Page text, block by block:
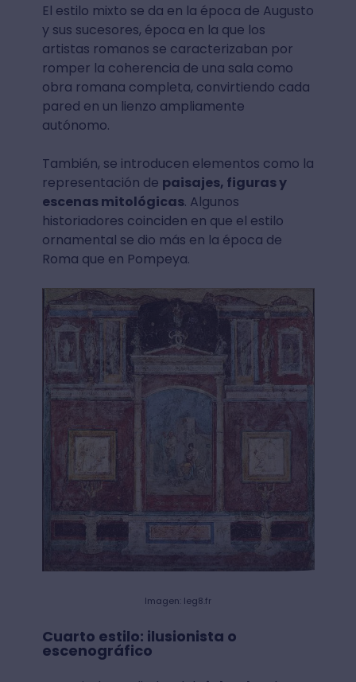
El estilo mixto se da en la época de Augusto
y sus sucesores, época en la que los
artistas romanos se caracterizaban por
romper la coherencia de una sala como
obra romana completa, convirtiendo cada
pared en un lienzo ampliamente
autónomo.
También, se introducen elementos como la
representación de paisajes, figuras y
escenas mitológicas. Algunos
historiadores coinciden en que el estilo
ornamental se dio más en la época de
Roma que en Pompeya.
Imagen: leg8.fr
Cuarto estilo: ilusionista o
escenográfico